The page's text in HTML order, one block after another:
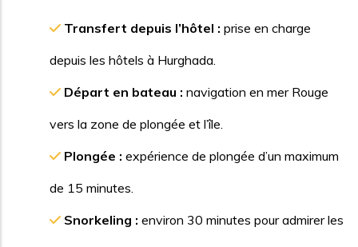
Transfert depuis l’hôtel : prise en charge
depuis les hôtels à Hurghada.
Départ en bateau : navigation en mer Rouge
vers la zone de plongée et l’île.
Plongée : expérience de plongée d’un maximum
de 15 minutes.
Snorkeling : environ 30 minutes pour admirer les